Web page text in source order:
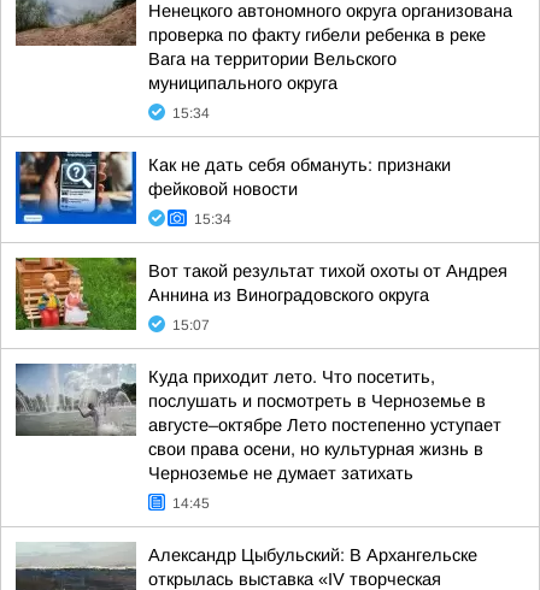
Ненецкого автономного округа организована
проверка по факту гибели ребенка в реке
Вага на территории Вельского
муниципального округа
15:34
Как не дать себя обмануть: признаки
фейковой новости
15:34
Вот такой результат тихой охоты от Андрея
Аннина из Виноградовского округа
15:07
Куда приходит лето. Что посетить,
послушать и посмотреть в Черноземье в
августе–октябре Лето постепенно уступает
свои права осени, но культурная жизнь в
Черноземье не думает затихать
14:45
Александр Цыбульский: В Архангельске
открылась выставка «IV творческая